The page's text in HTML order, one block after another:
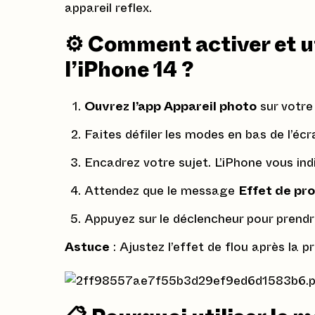
appareil reflex.
⚙️ Comment activer et
l’iPhone 14 ?
Ouvrez l’app Appareil photo sur votre
Faites défiler les modes en bas de
Encadrez votre sujet. L’iPhone vous
Attendez que le message Effet de
Appuyez sur le déclencheur pour
Astuce : Ajustez l’effet de flou après la